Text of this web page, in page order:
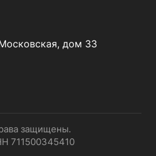
дом 33
защищены.
711500345410